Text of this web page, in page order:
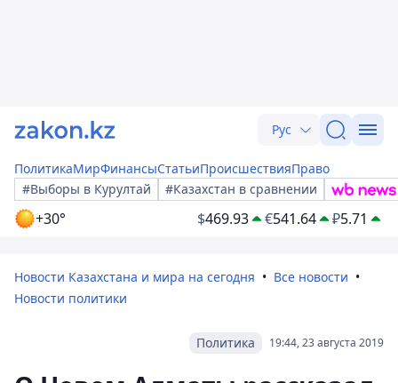
Рус
ПолитикаМирФинансыСтатьиПроисшествияПраво
#Выборы в Курултай
#Казахстан в сравнении
+30° $469.93 €541.64 ₽5.71
Новости Казахстана и мира на сегодня
Все новости
Новости политики
19:44, 23 августа 2019
Политика